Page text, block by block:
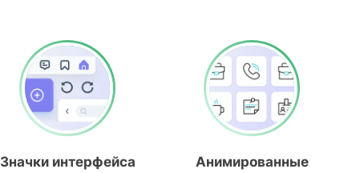
Значки интерфейса
Анимированные